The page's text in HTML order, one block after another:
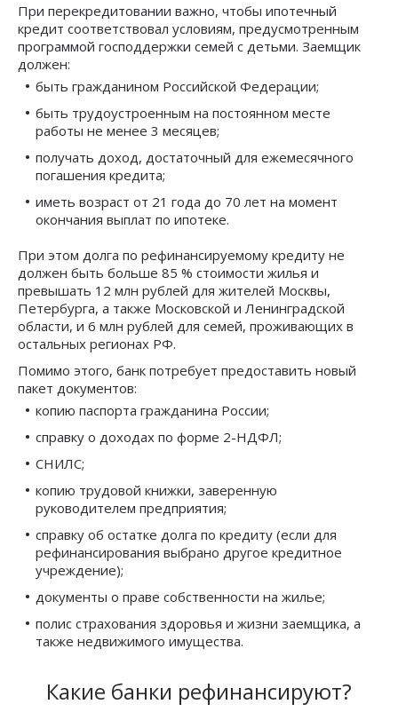
При перекредитовании важно, чтобы ипотечный
кредит соответствовал условиям, предусмотренным
программой господдержки семей с детьми. Заемщик
должен:
быть гражданином Российской Федерации;
быть трудоустроенным на постоянном месте
работы не менее 3 месяцев;
получать доход, достаточный для ежемесячного
погашения кредита;
иметь возраст от 21 года до 70 лет на момент
окончания выплат по ипотеке.
При этом долга по рефинансируемому кредиту не
должен быть больше 85 % стоимости жилья и
превышать 12 млн рублей для жителей Москвы,
Петербурга, а также Московской и Ленинградской
области, и 6 млн рублей для семей, проживающих в
остальных регионах РФ.
Помимо этого, банк потребует предоставить новый
пакет документов:
копию паспорта гражданина России;
справку о доходах по форме 2-НДФЛ;
СНИЛС;
копию трудовой книжки, заверенную
руководителем предприятия;
справку об остатке долга по кредиту (если для
рефинансирования выбрано другое кредитное
учреждение);
документы о праве собственности на жилье;
полис страхования здоровья и жизни заемщика, а
также недвижимого имущества.
Какие банки рефинансируют?